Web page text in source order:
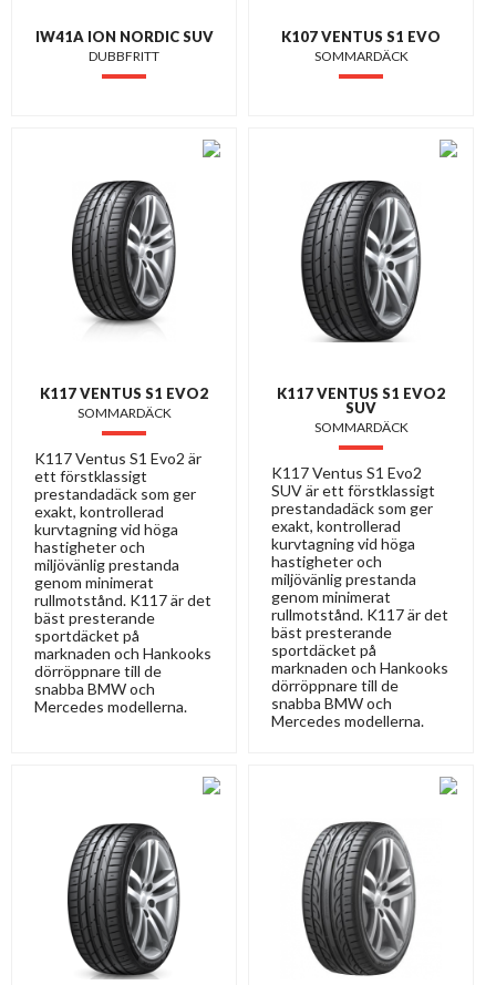
IW41A ION NORDIC SUV
DUBBFRITT
K107 VENTUS S1 EVO
SOMMARDÄCK
K117 VENTUS S1 EVO2
SOMMARDÄCK
K117 Ventus S1 Evo2 är
ett förstklassigt
prestandadäck som ger
exakt, kontrollerad
kurvtagning vid höga
hastigheter och
miljövänlig prestanda
genom minimerat
rullmotstånd. K117 är det
bäst presterande
sportdäcket på
marknaden och Hankooks
dörröppnare till de
snabba BMW och
Mercedes modellerna.
K117 VENTUS S1 EVO2
SUV
SOMMARDÄCK
K117 Ventus S1 Evo2
SUV är ett förstklassigt
prestandadäck som ger
exakt, kontrollerad
kurvtagning vid höga
hastigheter och
miljövänlig prestanda
genom minimerat
rullmotstånd. K117 är det
bäst presterande
sportdäcket på
marknaden och Hankooks
dörröppnare till de
snabba BMW och
Mercedes modellerna.